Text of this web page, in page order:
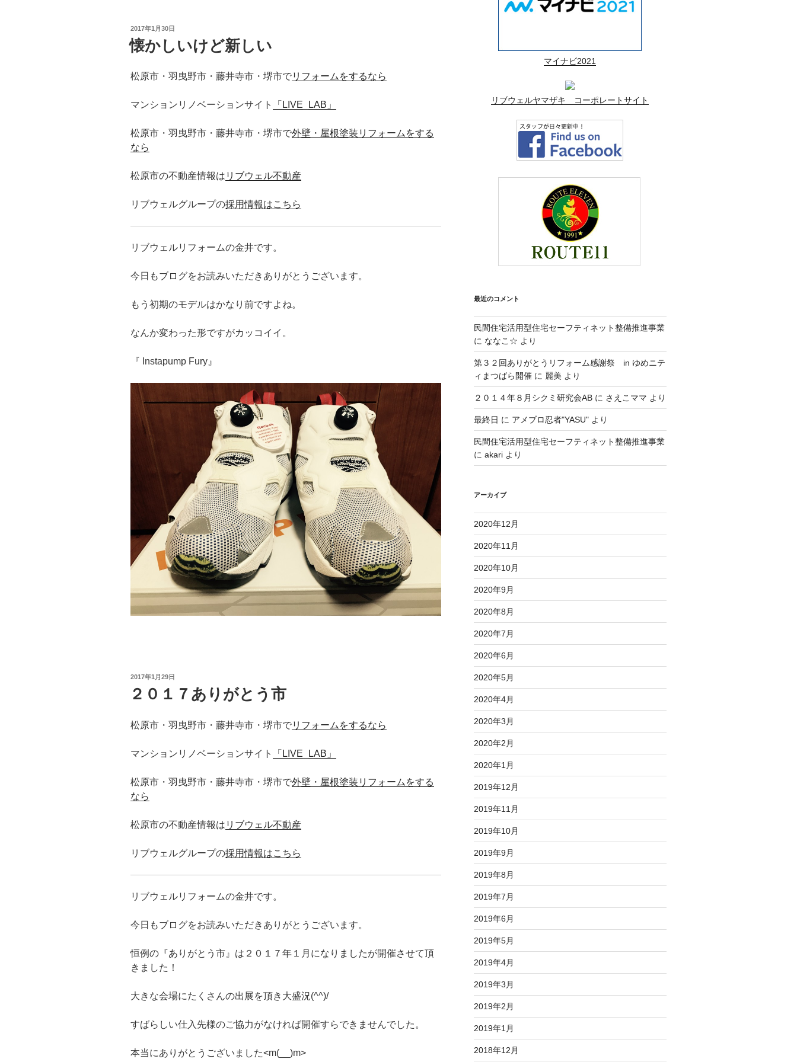
投
稿
日:
2017年1月30日
懐かしいけど新しい
松原市・羽曳野市・藤井寺市・堺市でリフォームをするなら
マンションリノベーションサイト 「LIVE_LAB」
松原市・羽曳野市・藤井寺市・堺市で外壁・屋根塗装リフォームをする
なら
松原市の不動産情報は リブウェル不動産
リブウェルグループの採用情報はこちら
リブウェルリフォームの金井です。
今日もブログをお読みいただきありがとうございます。
もう初期のモデルはかなり前ですよね。
なんか変わった形ですがカッコイイ。
『 Instapump Fury』
投
日:
2017年1月29日
２０１７ありがとう市
松原市・羽曳野市・藤井寺市・堺市でリフォームをするなら
マンションリノベーションサイト 「LIVE_LAB」
松原市・羽曳野市・藤井寺市・堺市で外壁・屋根塗装リフォームをする
なら
松原市の不動産情報は リブウェル不動産
リブウェルグループの採用情報はこちら
リブウェルリフォームの金井です。
今日もブログをお読みいただきありがとうございます。
恒例の『ありがとう市』は２０１７年１月になりましたが開催させて頂
きました！
大きな会場にたくさんの出展を頂き大盛況(^^)/
すばらしい仕入先様のご協力がなければ開催すらできませんでした。
本当にありがとうございました<m(__)m>
マイナビ2021
リブウェルヤマザキ コーポレートサイト
最近のコメント
民間住宅活用型住宅セーフティネット整備推進事業
に ななこ☆ より
第３２回ありがとうリフォーム感謝祭 in ゆめニテ
ィまつばら開催に 麗美 より
２０１４年８月シクミ研究会ABに さえこママ より
最終日 に アメブロ忍者"YASU"より
民間住宅活用型住宅セーフティネット整備推進事業
に akariより
アーカイブ
2020年12月
2020年11月
2020年10月
2020年9月
2020年8月
2020年7月
2020年6月
2020年5月
2020年4月
2020年3月
2020年2月
2020年1月
2019年12月
2019年11月
2019年10月
2019年9月
2019年8月
2019年7月
2019年6月
2019年5月
2019年4月
2019年3月
2019年2月
2019年1月
2018年12月